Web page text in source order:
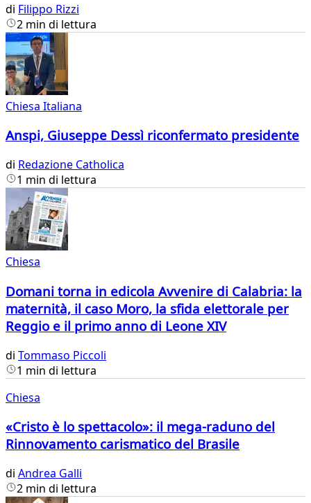
di Filippo Rizzi
2 min di lettura
Chiesa Italiana
Anspi, Giuseppe Dessì riconfermato presidente
di Redazione Catholica
1 min di lettura
Chiesa
Domani torna in edicola Avvenire di Calabria: la
maternità, il caso Moro, la sfida elettorale per
Reggio e il primo anno di Leone XIV
di Tommaso Piccoli
1 min di lettura
Chiesa
«Cristo è lo spettacolo»: il mega-raduno del
Rinnovamento carismatico del Brasile
di Andrea Galli
2 min di lettura